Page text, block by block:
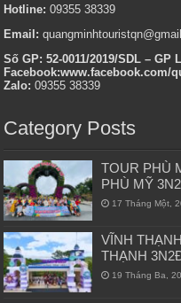
Hotline: 09355 38339
Email:
Số GP: 52-0011/2019/SDL – GP
Facebook:www.facebook.com/
Zalo: 09355 38339
Category Posts
TOUR PHÙ
PHÙ MỸ
17 Tháng Một,
VĨNH
THẠNH
19 Tháng Ba,